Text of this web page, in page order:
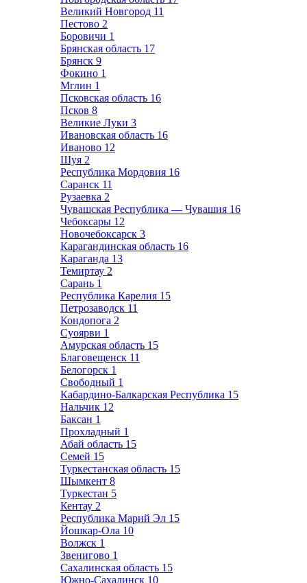
Великий Новгород 11
Пестово 2
Боровичи 1
Брянская область 17
Брянск 9
Фокино 1
Мглин 1
Псковская область 16
Псков 8
Великие Луки 3
Ивановская область 16
Иваново 12
Шуя 2
Республика Мордовия 16
Саранск 11
Рузаевка 2
Чувашская Республика — Чувашия 16
Чебоксары 12
Новочебоксарск 3
Карагандинская область 16
Караганда 13
Темиртау 2
Сарань 1
Республика Карелия 15
Петрозаводск 11
Кондопога 2
Суоярви 1
Амурская область 15
Благовещенск 11
Белогорск 1
Свободный 1
Кабардино-Балкарская Республика 15
Нальчик 12
Баксан 1
Прохладный 1
Абай область 15
Семей 15
Туркестанская область 15
Шымкент 8
Туркестан 5
Кентау 2
Республика Марий Эл 15
Йошкар-Ола 10
Волжск 1
Звенигово 1
Сахалинская область 15
Южно-Сахалинск 10